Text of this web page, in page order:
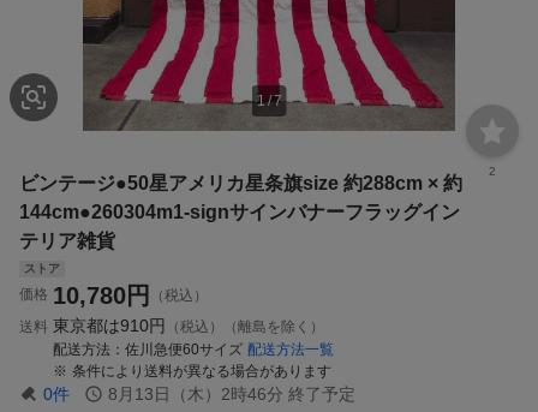
1/7
2
ビンテージ●50星アメリカ星条旗size 約288cm × 約
144cm●260304m1-signサインバナーフラッグイン
テリア雑貨
ストア
価格 10,780円
（税込）
送料 東京都は910円
（税込）（離島を除く）
配送方法
佐川急便60サイズ 配送方法一覧
条件により送料が異なる場合があります
0件 8月13日（木）2時46分 終了予定